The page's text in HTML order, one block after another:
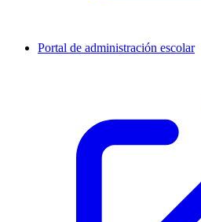
Portal de administración escolar